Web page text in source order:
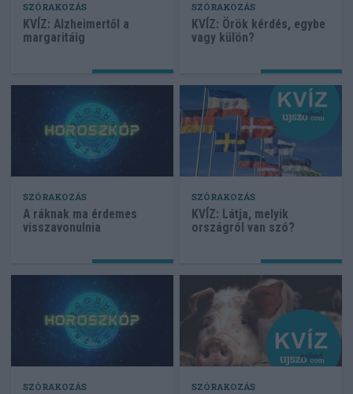
SZÓRAKOZÁS
KVÍZ: Alzheimertől a
margaritáig
SZÓRAKOZÁS
KVÍZ: Örök kérdés, egybe
vagy külön?
SZÓRAKOZÁS
A ráknak ma érdemes
visszavonulnia
SZÓRAKOZÁS
KVÍZ: Látja, melyik
országról van szó?
SZÓRAKOZÁS SZÓRAKOZÁS